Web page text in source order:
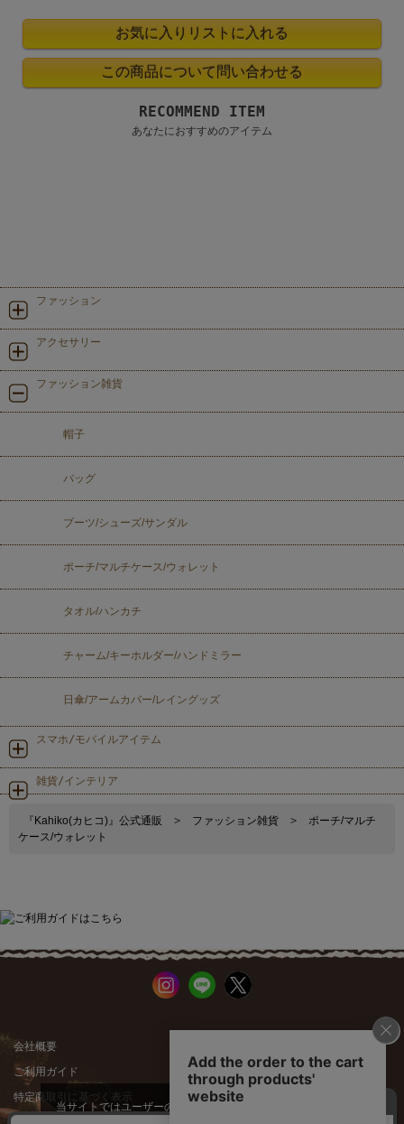
RECOMMEND ITEM
あなたにおすすめのアイテム
ファッション
アクセサリー
ファッション雑貨
帽子
バッグ
ブーツ/シューズ/サンダル
ポーチ/マルチケース/ウォレット
タオル/ハンカチ
チャーム/キーホルダー/ハンドミラー
日傘/アームカバー/レイングッズ
スマホ/モバイルアイテム
雑貨/インテリア
『Kahiko(カヒコ)』公式通販 > ファッション雑貨 >
ポーチ/マルチ
ケース/ウォレット
会社概要
ご利用ガイド
店舗一覧
特定商取引に基づく表示
プライバシーポリシー
当サイトではユーザーの利便性向